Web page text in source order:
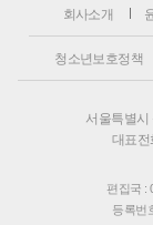
회사소개
청소년보호정책
서울특별시
대표전
편집국 :
등록번